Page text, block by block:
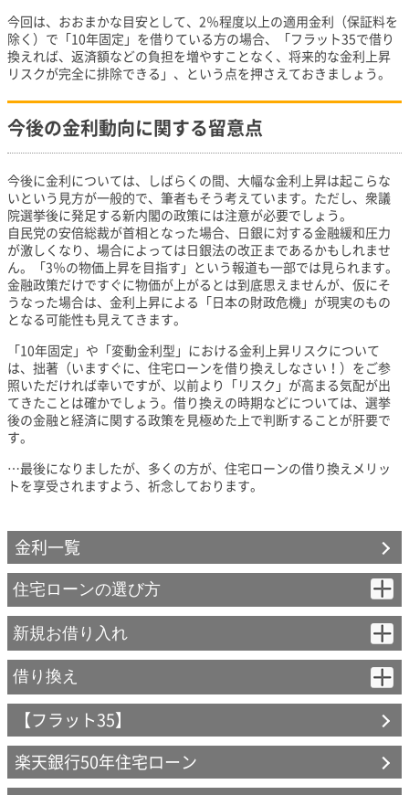
今回は、おおまかな目安として、2％程度以上の適用金利（保証料を
除く）で「10年固定」を借りている方の場合、「フラット35で借り
換えれば、返済額などの負担を増やすことなく、将来的な金利上昇
リスクが完全に排除できる」、という点を押さえておきましょう。
今後の金利動向に関する留意点
今後に金利については、しばらくの間、大幅な金利上昇は起こらな
いという見方が一般的で、筆者もそう考えています。ただし、衆議
院選挙後に発足する新内閣の政策には注意が必要でしょう。
自民党の安倍総裁が首相となった場合、日銀に対する金融緩和圧力
が激しくなり、場合によっては日銀法の改正まであるかもしれませ
ん。「3％の物価上昇を目指す」という報道も一部では見られます。
金融政策だけですぐに物価が上がるとは到底思えませんが、仮にそ
うなった場合は、金利上昇による「日本の財政危機」が現実のもの
となる可能性も見えてきます。
「10年固定」や「変動金利型」における金利上昇リスクについて
は、拙著（いますぐに、住宅ローンを借り換えしなさい！）をご参
照いただければ幸いですが、以前より「リスク」が高まる気配が出
てきたことは確かでしょう。借り換えの時期などについては、選挙
後の金融と経済に関する政策を見極めた上で判断することが肝要で
す。
…最後になりましたが、多くの方が、住宅ローンの借り換えメリッ
トを享受されますよう、祈念しております。
金利一覧
住宅ローンの選び方
はじめてのかたへ（資金計画の基礎知識）
住宅ローンを選ぶポイント
金利タイプ
楽天銀行の商品
新規お借り入れ
変動金利（固定特約付き）- 新規お借り入れ
【フラット35】
【フラット35】S
借り換え
変動金利（固定特約付き）
【フラット35】
【フラット35】
楽天銀行50年住宅ローン